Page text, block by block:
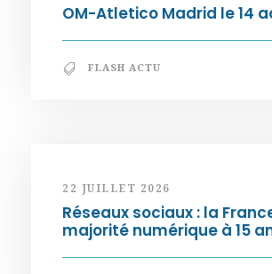
OM-Atletico Madrid le 14
FLASH ACTU
22 JUILLET 2026
Réseaux sociaux : la
majorité numérique à 15